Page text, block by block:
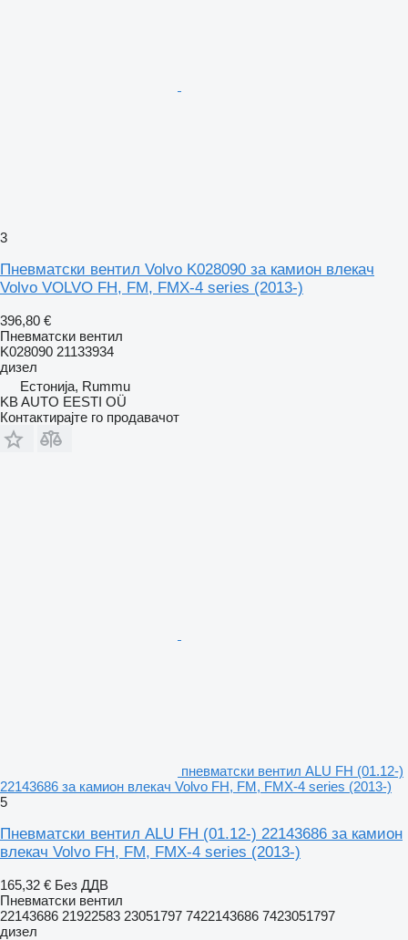
3
Пневматски вентил Volvo K028090 за камион влекач
Volvo VOLVO FH, FM, FMX-4 series (2013-)
396,80 €
Пневматски вентил
K028090 21133934
дизел
Естонија, Rummu
KB AUTO EESTI OÜ
Контактирајте го продавачот
пневматски вентил ALU FH (01.12-)
22143686 за камион влекач Volvo FH, FM, FMX-4 series (2013-)
5
Пневматски вентил ALU FH (01.12-) 22143686 за камион
влекач Volvo FH, FM, FMX-4 series (2013-)
165,32 € Без ДДВ
Пневматски вентил
22143686 21922583 23051797 7422143686 7423051797
дизел